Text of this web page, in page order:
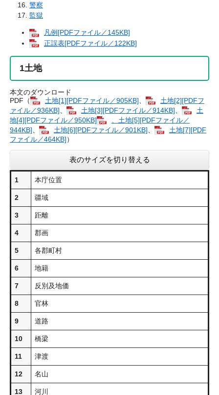
警察
監獄
凡例[PDFファイル／145KB]
正誤表[PDFファイル／122KB]
1土地
本文のダウンロード
PDF（
土地​[1][PDFファイル／905KB]
土地​[2][PDFフ
ァイル／936KB]
土地​[3][PDFファイル／914KB]
土
地​[4][PDFファイル／950KB]
、土地​[5][PDFファイル／
944KB]
土地​[6][PDFファイル／901KB]
土地​[7][PDF
ファイル／464KB]）
表のサイズを切り替える
1 本庁位置
2 疆域
3 距離
4 郡画
5 各郡町村
6 地籍
7 反別及地価
8 官林
9 道路
10 橋梁
11 津渡
12 名山
13 河川